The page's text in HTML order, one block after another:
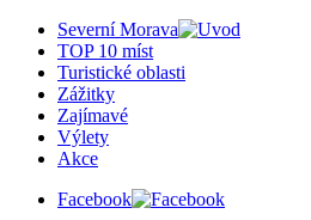
Severní Morava
TOP 10 míst
Turistické oblasti
Zážitky
Zajímavé
Výlety
Akce
Facebook